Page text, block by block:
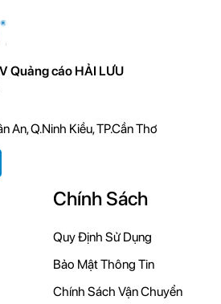
Quảng cáo HẢI LƯU
An, Q.Ninh Kiều, TP.Cần Thơ
Chính Sách
Quy Định Sử Dụng
Bảo Mật Thông Tin
Chính Sách Vận Chuyển